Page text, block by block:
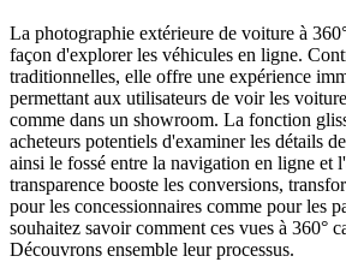
La photographie extérieure de voiture à
façon d'explorer les véhicules en ligne.
traditionnelles, elle offre une expérience
permettant aux utilisateurs de voir les
comme dans un showroom. La fonction
acheteurs potentiels d'examiner les détails
ainsi le fossé entre la navigation en ligne et
transparence booste les conversions,
pour les concessionnaires comme pour les
souhaitez savoir comment ces vues à 360°
Découvrons ensemble leur processus.